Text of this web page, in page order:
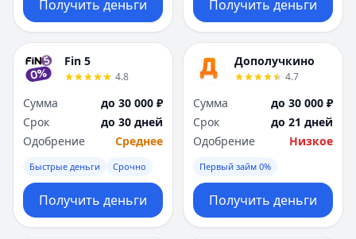
Рязань
С
Самара
Санкт-Петербург
Севастополь
Т
Тольятти
Томск
Рязань
С
Самара
Санкт-Петербург
Севастополь
Т
Тольятти
Томск
Получить деньги Получить деньги
Fin 5
4.8
Сумма
до 30 000 ₽
Срок
до 30 дней
Одобрение
Среднее
Быстрые деньги Срочно
Получить деньги
Дополучкино
4.7
Сумма
до 30 000 ₽
Срок
до 21 дней
Одобрение
Низкое
Первый займ 0%
Получить деньги